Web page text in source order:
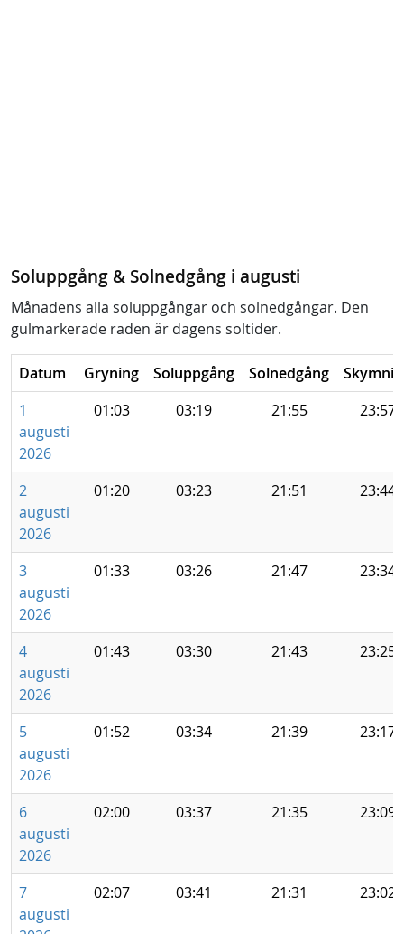
Soluppgång & Solnedgång i augusti
Månadens alla soluppgångar och solnedgångar. Den
gulmarkerade raden är dagens soltider.
Datum Gryning Soluppgång Solnedgång
1
augusti
2026
01:03 03:19 21:55 23:57
2
augusti
2026
01:20 03:23 21:51 23:44
3
augusti
2026
01:33 03:26 21:47 23:34
4
augusti
2026
01:43 03:30 21:43 23:25
5
augusti
2026
01:52 03:34 21:39 23:17
6
augusti
2026
02:00 03:37 21:35 23:09
7
augusti
02:07 03:41 21:31 23:02